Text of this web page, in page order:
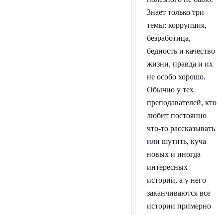
Знает только три
темы: коррупция,
безработица,
бедность и качество
жизни, правда и их
не особо хорошо.
Обычно у тех
преподавателей, кто
любит постоянно
что-то рассказывать
или шутить, куча
новых и иногда
интересных
историй, а у него
заканчиваются все
истории примерно